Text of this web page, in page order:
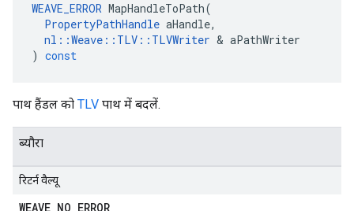
WEAVE_ERROR MapHandleToPath(
PropertyPathHandle aHandle,
nl ::Weave :: TLV :: TLVWriter & aPathWriter
) const
पाथ हैंडल को TLV पाथ में बदलें.
ब्यौरा
रिटर्न वैल्यू
WEAVE NO ERROR